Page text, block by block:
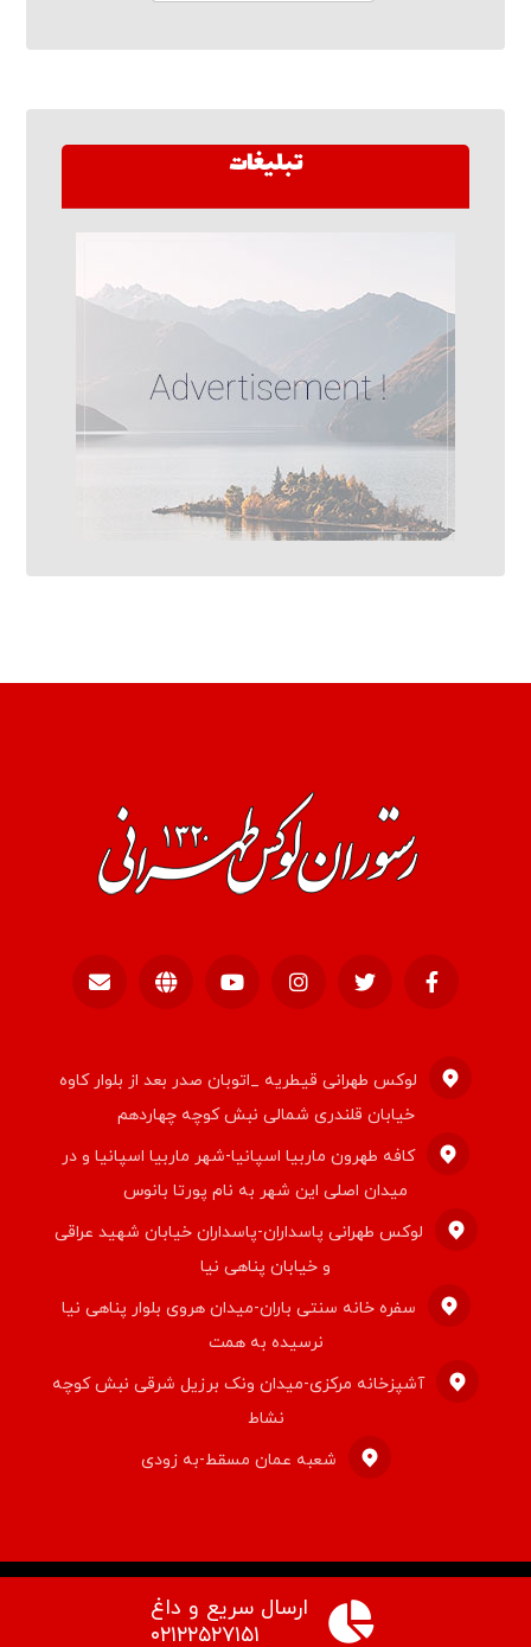
تبلیغات
لوکس طهرانی قیطریه _اتوبان صدر بعد از بلوار کاوه
خیابان قلندری شمالی نبش کوچه چهاردهم
کافه طهرون ماربیا اسپانیا-شهر ماربیا اسپانیا و در
میدان اصلی این شهر به نام پورتا بانوس
لوکس طهرانی پاسداران-پاسداران خیابان شهید عراقی
و خیابان پناهی نیا
سفره خانه سنتی باران-میدان هروی بلوار پناهی نیا
نرسیده به همت
آشپزخانه مرکزی-میدان ونک برزیل شرقی نبش کوچه
نشاط
شعبه عمان مسقط-به زودی
ارسال سریع و داغ
۰۲۱۲۲۵۲۷۱۵۱